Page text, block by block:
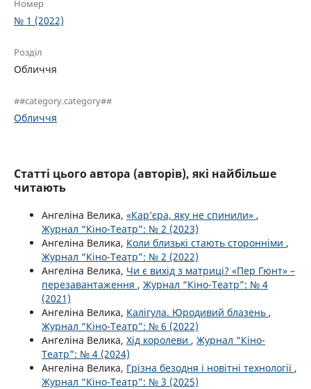
Номер
№ 1 (2022)
Розділ
Обличчя
##category.category##
Обличчя
Статті цього автора (авторів), які найбільше
читають
Ангеліна Велика, «Кар’єра, яку не спинили» ,
Журнал “Кіно-Театр”: № 2 (2023)
Ангеліна Велика, Коли близькі стають сторонніми ,
Журнал “Кіно-Театр”: № 2 (2022)
Ангеліна Велика, Чи є вихід з матриці? «Пер Гюнт» –
перезавантаження , Журнал “Кіно-Театр”: № 4
(2021)
Ангеліна Велика, Калігула. Юродивий блазень ,
Журнал “Кіно-Театр”: № 6 (2022)
Ангеліна Велика, Хід королеви , Журнал “Кіно-
Театр”: № 4 (2024)
Ангеліна Велика, Грізна безодня і новітні технології ,
Журнал “Кіно-Театр”: № 3 (2025)